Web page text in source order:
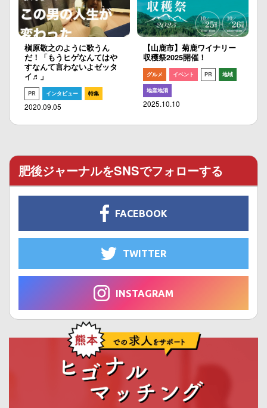
槇原敬之のように歌うん
だ！「もうヒゲなんてはや
すなんて言わないよゼッタ
イ♬」
PR インタビュー 特集
2020.09.05
【山鹿市】菊鹿ワイナリー
収穫祭2025開催！
グルメ イベント PR 地域
地産地消
2025.10.10
肥後ジャーナルをSNSでフォローする
FACEBOOK
TWITTER
INSTAGRAM